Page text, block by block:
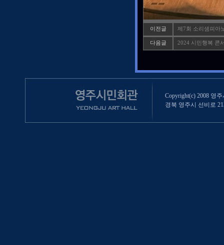
이전글 제7회 소리샘피아
다음글 2024 시민행복 콘
Copyright(c) 2008 영
경북 영주시 선비로